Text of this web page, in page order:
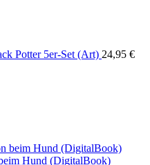
Potter 5er-Set (Art) 24,95 €
Hund (DigitalBook)